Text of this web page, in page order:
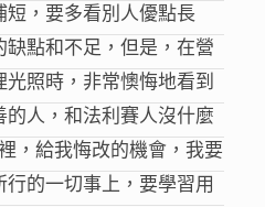
，要多看別人優點長
缺點和不足，但是，在營
照時，非常懊悔地看到
人，和法利賽人沒什麼
，給我悔改的機會，我要
的一切事上，要學習用